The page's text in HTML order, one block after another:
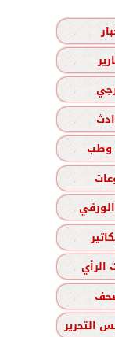
وطب
الرأي
التحرير